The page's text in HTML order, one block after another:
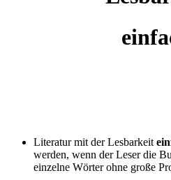
Literatur mit der Lesbarkeit
werden, wenn der Leser die
einzelne Wörter ohne große